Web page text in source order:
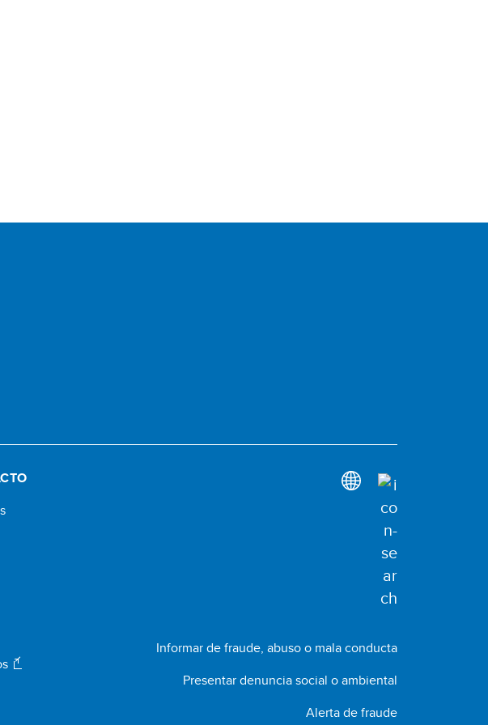
Informar de fraude, abuso o mala conducta
Presentar denuncia social o ambiental
Alerta de fraude